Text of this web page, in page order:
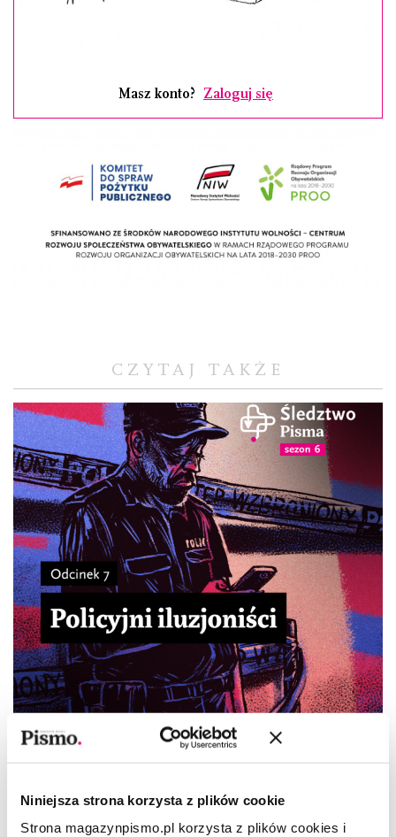
Niniejsza strona korzysta z plików cookie
Strona magazynpismo.pl korzysta z plików cookies i
Masz konto? Zaloguj się
CZYTAJ TAKŻE
SEZON 6
Śledztwo Pisma 6. Odcinek 7.
Policyjni iluzjoniści
REDAKCJA